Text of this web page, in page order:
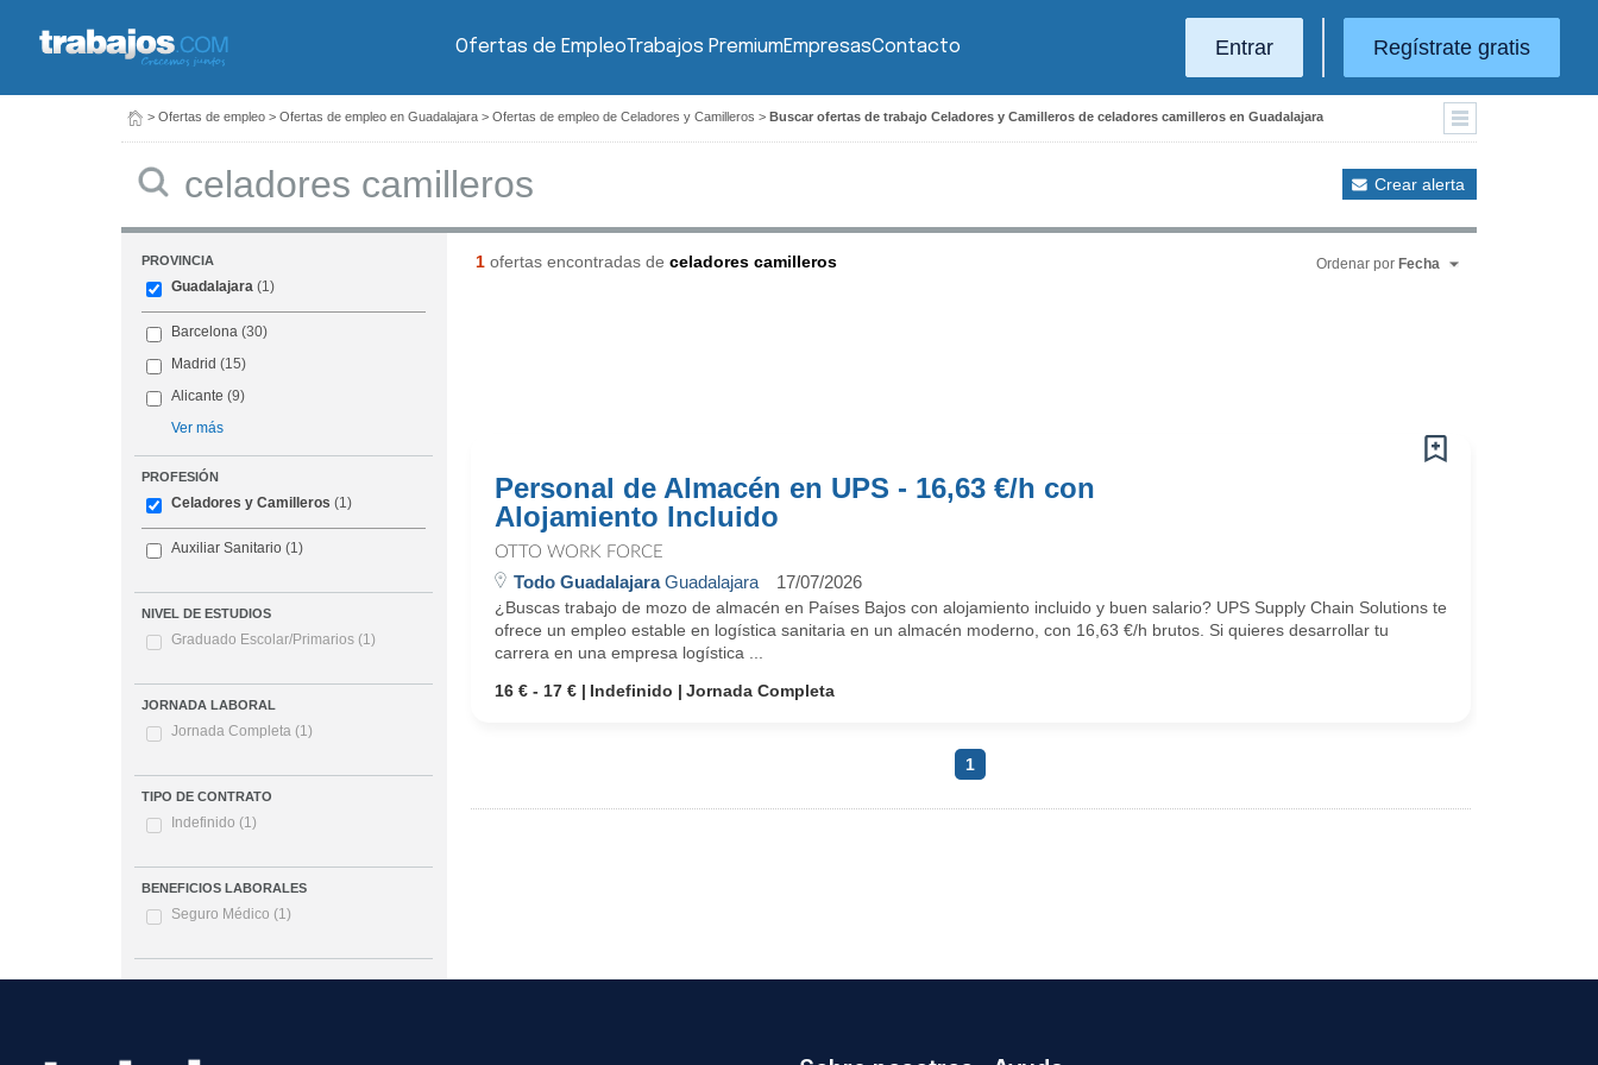
Ofertas de EmpleoTrabajos PremiumEmpresasContacto Entrar Regístrate gratis
> Ofertas de empleo > Ofertas de empleo en Guadalajara > Ofertas de empleo de Celadores y Camilleros > Buscar ofertas de trabajo Celadores y Camilleros de celadores camilleros en Guadalajara
Crear alerta
PROVINCIA
Guadalajara (1)
Barcelona (30)
Madrid (15)
Alicante (9)
Ver más
PROFESIÓN
Celadores y Camilleros (1)
Auxiliar Sanitario (1)
NIVEL DE ESTUDIOS
Graduado Escolar/Primarios (1)
JORNADA LABORAL
Jornada Completa (1)
TIPO DE CONTRATO
Indefinido (1)
BENEFICIOS LABORALES
Seguro Médico (1)
1ofertas encontradas de celadores camilleros Ordenar por Fecha
Personal de Almacén en UPS - 16,63 €/h con
Alojamiento Incluido
OTTO WORK FORCE
Todo GuadalajaraGuadalajara 17/07/2026
¿Buscas trabajo de mozo de almacén en Países Bajos con alojamiento incluido y buen salario? UPS Supply Chain Solutions te
ofrece un empleo estable en logística sanitaria en un almacén moderno, con 16,63 €/h brutos. Si quieres desarrollar tu
carrera en una empresa logística ...
16 € - 17 €
Indefinido Jornada Completa
1